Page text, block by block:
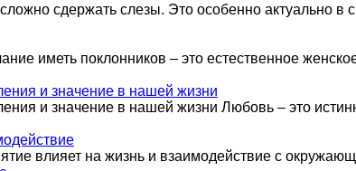
сдержать слезы. Это особенно актуально в
иметь поклонников – это естественное
и значение в нашей жизни
и значение в нашей жизни Любовь – это
влияет на жизнь и взаимодействие с